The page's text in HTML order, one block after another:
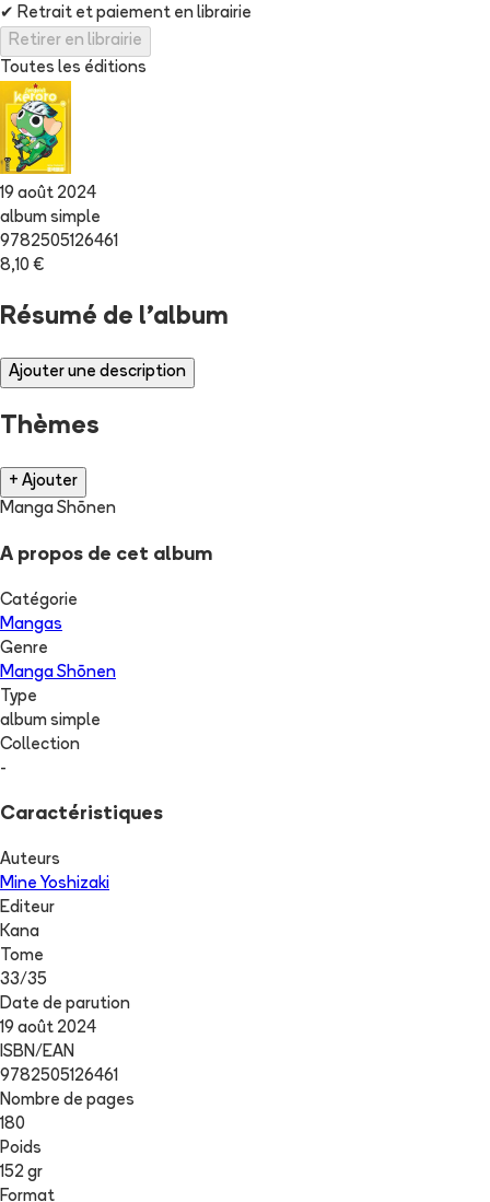
✔ Retrait et paiement en librairie
Retirer en librairie
Toutes les éditions
19 août 2024
album simple
9782505126461
8,10 €
Résumé de l'album
Ajouter une description
Thèmes
+ Ajouter
Manga Shōnen
A propos de cet album
Catégorie
Mangas
Genre
Manga Shōnen
Type
album simple
Collection
-
Caractéristiques
Auteurs
Mine Yoshizaki
Editeur
Kana
Tome
33/35
Date de parution
19 août 2024
ISBN/EAN
9782505126461
Nombre de pages
180
Poids
152 gr
Format